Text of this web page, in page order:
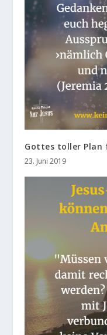
Gottes toller Plan
23. Juni 2019